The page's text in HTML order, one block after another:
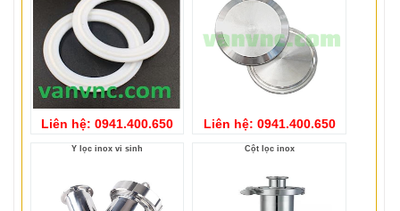
Liên hệ: 0941.400.650 Liên hệ: 0941.400.650
Y lọc inox vi sinh Cột lọc inox